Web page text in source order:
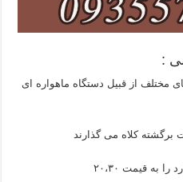
:
مختلف از قبیل دستگاه ماهواره ای
کلاه می گذارند